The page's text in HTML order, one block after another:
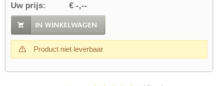
Uw prijs: € -,--
IN WINKELWAGEN
Product niet leverbaar